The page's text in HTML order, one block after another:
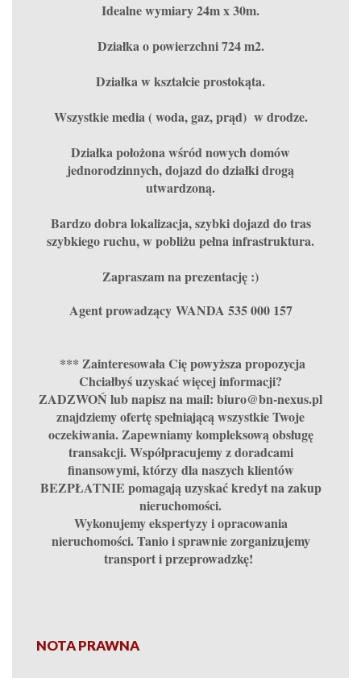
Idealne wymiary 24m x 30m.
Działka o powierzchni 724 m2.
Działka w kształcie prostokąta.
Wszystkie media ( woda, gaz, prąd) w drodze.
Działka położona wśród nowych domów
jednorodzinnych, dojazd do działki drogą
utwardzoną.
Bardzo dobra lokalizacja, szybki dojazd do tras
szybkiego ruchu, w pobliżu pełna infrastruktura.
Zapraszam na prezentację :)
Agent prowadzący WANDA 535 000 157
*** Zainteresowała Cię powyższa propozycja
Chciałbyś uzyskać więcej informacji?
ZADZWOŃ lub napisz na mail: biuro@bn-nexus.pl
znajdziemy ofertę spełniającą wszystkie Twoje
oczekiwania. Zapewniamy kompleksową obsługę
transakcji. Współpracujemy z doradcami
finansowymi, którzy dla naszych klientów
BEZPŁATNIE pomagają uzyskać kredyt na zakup
nieruchomości.
Wykonujemy ekspertyzy i opracowania
nieruchomości. Tanio i sprawnie zorganizujemy
transport i przeprowadzkę!
NOTA PRAWNA